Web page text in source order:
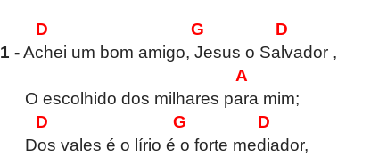
D G D
1 -Achei um bom amigo, Jesus o Salvador ,
A
O escolhido dos milhares para mim;
D G D
Dos vales é o lírio é o forte mediador,